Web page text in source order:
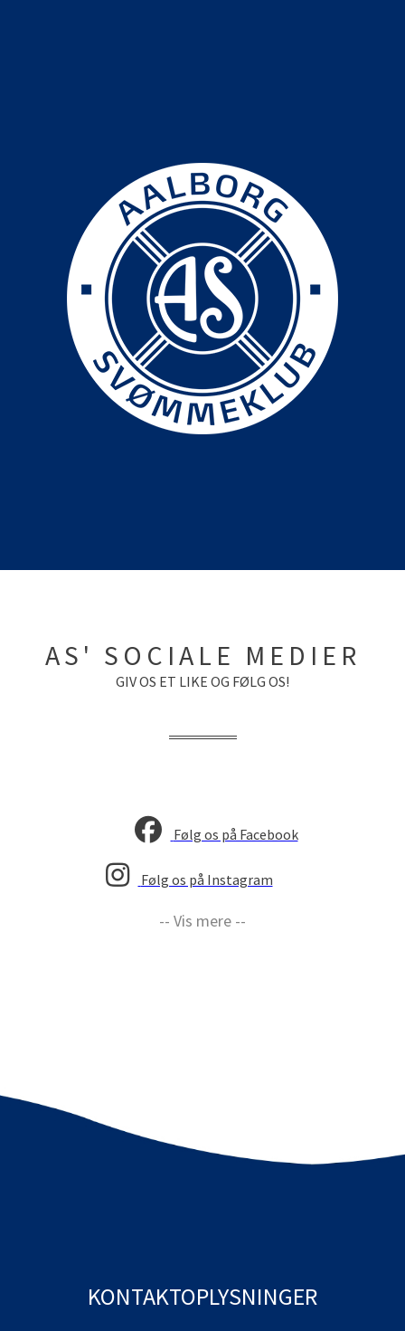
AS' SOCIALE MEDIER
GIV OS ET LIKE OG FØLG OS!
Følg os på Facebook
Følg os på Instagram
-- Vis mere --
KONTAKTOPLYSNINGER